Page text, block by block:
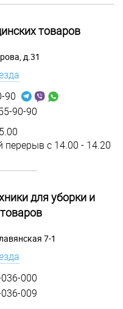
товаров
д.31
90
90-90
перерыв с 14.00 - 14.20
для уборки и
7-1
000
009